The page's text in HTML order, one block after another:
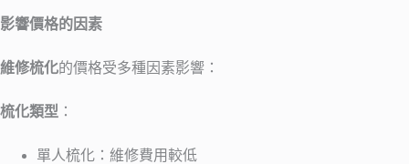
影響價格的因素
維修梳化的價格受多種因素影響：
梳化類型 ：
單人梳化：維修費用較低